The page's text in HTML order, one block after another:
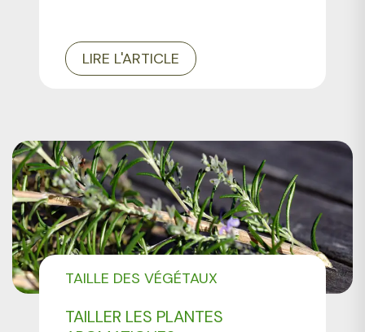
LIRE L'ARTICLE
TAILLER LES PLANTES
TAILLE DES VÉGÉTAUX